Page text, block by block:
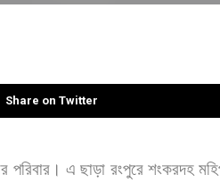
Share on Twitter
পরিবার। এ ছাড়া রংপুরে শংকরদহ